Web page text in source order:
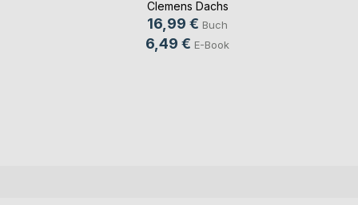
Clemens Dachs
16,99 € Buch
6,49 € E-Book